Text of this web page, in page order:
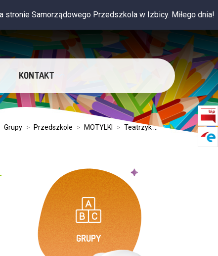
Samorządowego Przedszkola w Izbicy. Miłego dnia!
KONTAKT
Grupy > Przedszkole > MOTYLKI > Teatrzyk ...
GRUPY